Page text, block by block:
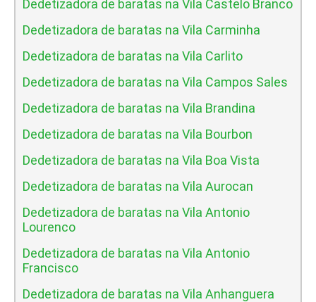
Dedetizadora de baratas na Vila Castelo Branco
Dedetizadora de baratas na Vila Carminha
Dedetizadora de baratas na Vila Carlito
Dedetizadora de baratas na Vila Campos Sales
Dedetizadora de baratas na Vila Brandina
Dedetizadora de baratas na Vila Bourbon
Dedetizadora de baratas na Vila Boa Vista
Dedetizadora de baratas na Vila Aurocan
Dedetizadora de baratas na Vila Antonio
Lourenco
Dedetizadora de baratas na Vila Antonio
Francisco
Dedetizadora de baratas na Vila Anhanguera